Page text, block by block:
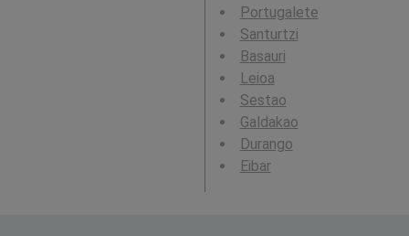
Portugalete
Santurtzi
Basauri
Leioa
Sestao
Galdakao
Durango
Eibar